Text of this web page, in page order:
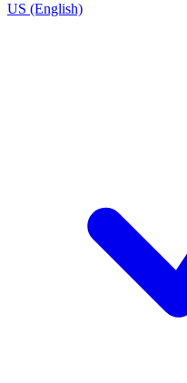
US (English)